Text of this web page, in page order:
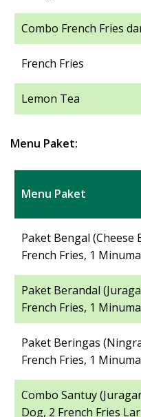
Combo French Fries
French Fries
Lemon Tea
Menu Paket:
Menu Paket
Paket Bengal (Cheese
French Fries, 1
Paket Berandal
French Fries, 1
Paket Beringas
French Fries, 1
Combo Santuy
Dog, 2 French Fries